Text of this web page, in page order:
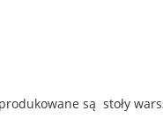
są stoły